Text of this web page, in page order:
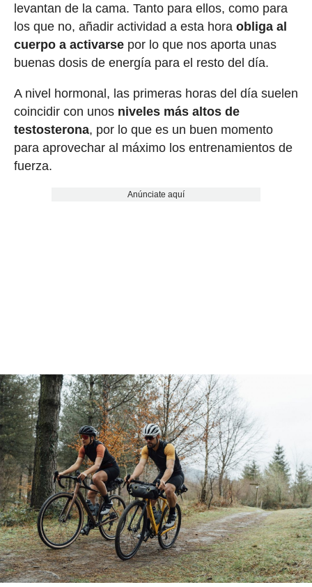
levantan de la cama. Tanto para ellos, como para
los que no, añadir actividad a esta hora obliga al
cuerpo a activarsepor lo que nos aporta unas
buenas dosis de energía para el resto del día.
A nivel hormonal, las primeras horas del día suelen
coincidir con unos niveles más altos de
testosterona, por lo que es un buen momento
para aprovechar al máximo los entrenamientos de
fuerza.
Anúnciate aquí